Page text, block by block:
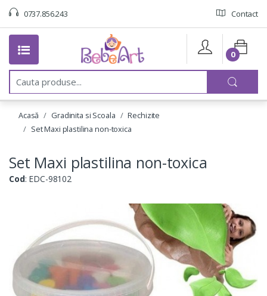
0737.856.243 Contact
C
u
0
Acasă Gradinita si Scoala
Rechizite
Set Maxi plastilina non-toxica
Set Maxi plastilina non-toxica
Cod: EDC-98102